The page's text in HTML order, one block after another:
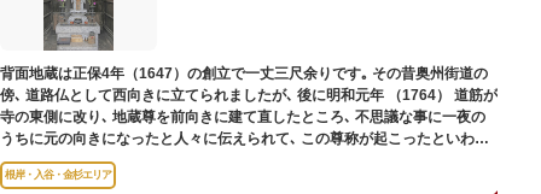
背面地蔵は正保4年（1647）の創立で一丈三尺余りです｡ その昔奥州街道の
傍､ 道路仏として西向きに立てられましたが､ 後に明和元年 （1764） 道筋が
寺の東側に改り､ 地蔵尊を前向きに建て直したところ､ 不思議な事に一夜の
うちに元の向きになったと人々に伝えられて､ この尊称が起こったといわれ
ています｡薬王寺（やくおうじ）にあります。
根岸・入谷・金杉エリア